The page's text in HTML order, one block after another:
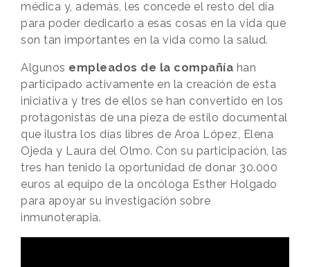
médica y, además, les concede el resto del día
para poder dedicarlo a esas cosas en la vida que
son tan importantes en la vida como la salud.
Algunos empleados de la compañía han
participado activamente en la creación de esta
iniciativa y tres de ellos se han convertido en los
protagonistas de una pieza de estilo documental
que ilustra los días libres de Aroa López, Elena
Ojeda y Laura del Olmo. Con su participación, las
tres han tenido la oportunidad de donar 30.000
euros al equipo de la oncóloga Esther Holgado
para apoyar su investigación sobre
inmunoterapia.